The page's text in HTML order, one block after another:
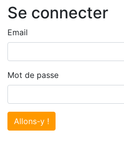
Se connecter
Email
Mot de passe
Allons-y !